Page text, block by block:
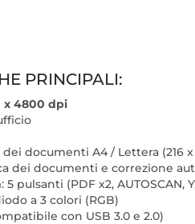
PRINCIPALI:
x 4800 dpi
documenti A4 / Lettera (216
dei documenti e correzione
: 5 pulsanti (PDF x2, AUTOSCAN,
a 3 colori (RGB)
con USB 3.0 e 2.0)